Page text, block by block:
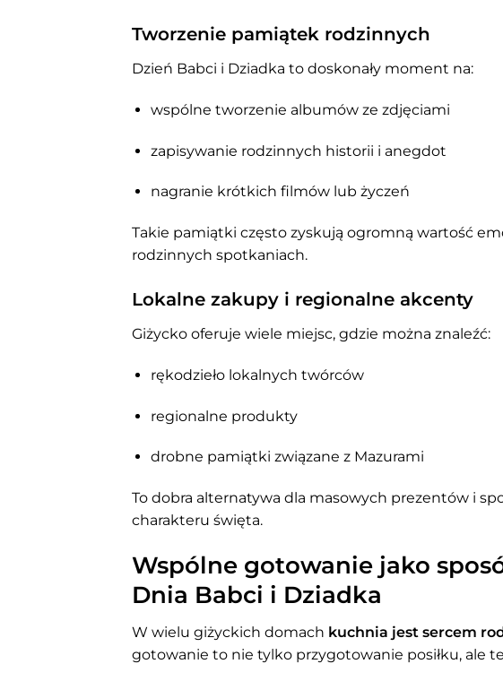
Tworzenie pamiątek rodzinnych
Dzień Babci i Dziadka to doskonały moment na:
wspólne tworzenie albumów ze zdjęciami
zapisywanie rodzinnych historii i anegdot
nagranie krótkich filmów lub życzeń
Takie pamiątki często zyskują ogromną wartość
rodzinnych spotkaniach.
Lokalne zakupy i regionalne akcenty
Giżycko oferuje wiele miejsc, gdzie można znaleźć:
rękodzieło lokalnych twórców
regionalne produkty
drobne pamiątki związane z Mazurami
To dobra alternatywa dla masowych prezentów i
charakteru święta.
Wspólne gotowanie jako
Dnia Babci i Dziadka
W wielu giżyckich domach kuchnia jest sercem
gotowanie to nie tylko przygotowanie posiłku, ale